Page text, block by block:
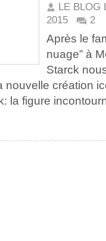
LE BLOG
2015
2
Après le
nuage” à
Starck
nouvelle création
la figure